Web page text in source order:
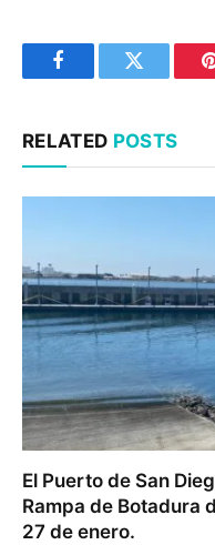
FacebookTwitter
RELATED POSTS
El Puerto de San
Rampa de Botadura
27 de enero.